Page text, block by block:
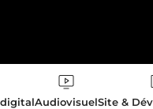
AudiovisuelSite &